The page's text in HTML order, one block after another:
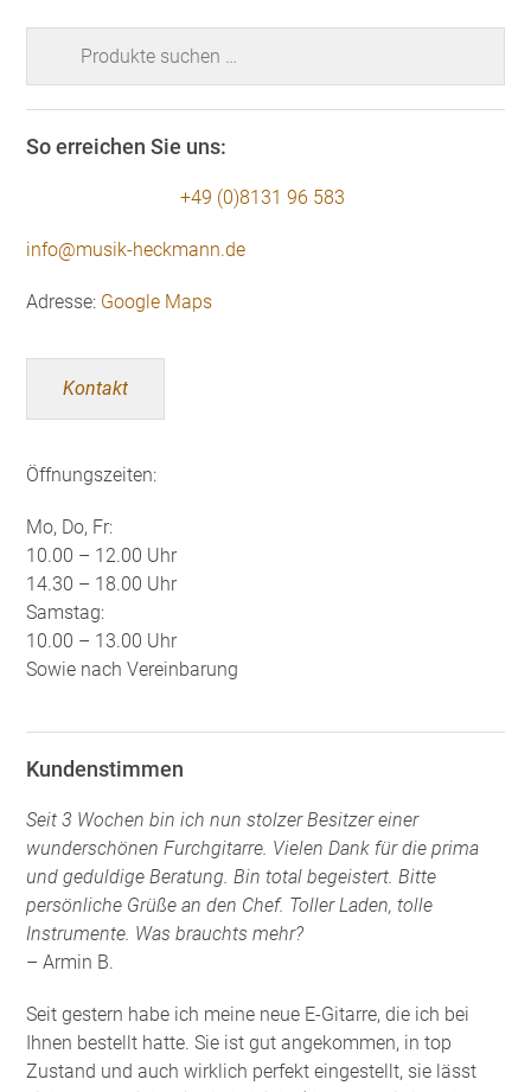
So erreichen Sie uns:
+49 (0)8131 96 583
info@musik-heckmann.de
Adresse: Google Maps
Kontakt
Öffnungszeiten:
Mo, Do, Fr:
10.00 – 12.00 Uhr
14.30 – 18.00 Uhr
Samstag:
10.00 – 13.00 Uhr
Sowie nach Vereinbarung
Kundenstimmen
Seit 3 Wochen bin ich nun stolzer Besitzer einer
wunderschönen Furchgitarre. Vielen Dank für die prima
und geduldige Beratung. Bin total begeistert. Bitte
persönliche Grüße an den Chef. Toller Laden, tolle
Instrumente. Was brauchts mehr?
– Armin B.
Seit gestern habe ich meine neue E-Gitarre, die ich bei
Ihnen bestellt hatte. Sie ist gut angekommen, in top
Zustand und auch wirklich perfekt eingestellt, sie lässt